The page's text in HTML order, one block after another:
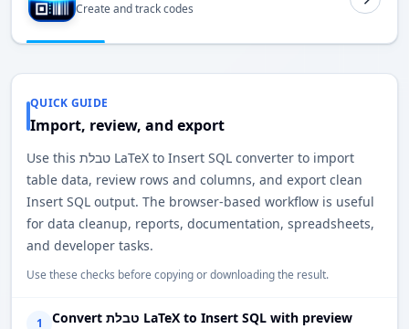
Create and track codes
QUICK GUIDE
Import, review, and export
Use this טבלת LaTeX to Insert SQL converter to import
table data, review rows and columns, and export clean
Insert SQL output. The browser-based workflow is useful
for data cleanup, reports, documentation, spreadsheets,
and developer tasks.
Use these checks before copying or downloading the result.
1 Convert טבלת LaTeX to Insert SQL with preview